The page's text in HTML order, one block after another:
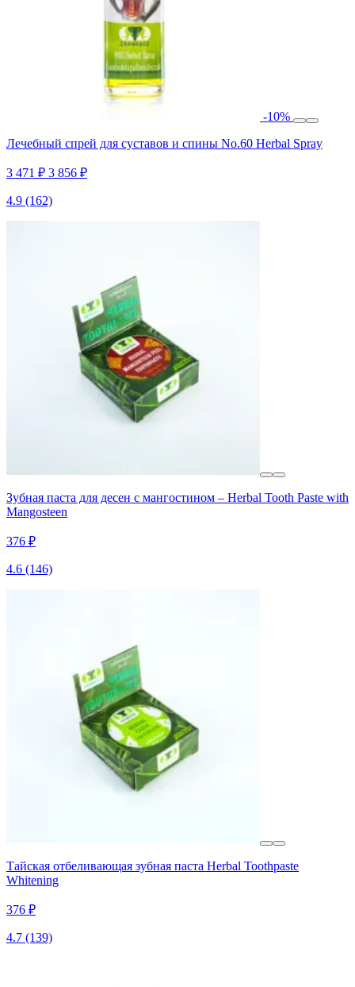
-10%
Лечебный спрей для суставов и спины No.60 Herbal Spray
3 471 ₽ 3 856 ₽
4.9 (162)
Зубная паста для десен с мангостином – Herbal Tooth Paste with
Mangosteen
376 ₽
4.6 (146)
Тайская отбеливающая зубная паста Herbal Toothpaste
Whitening
376 ₽
4.7 (139)